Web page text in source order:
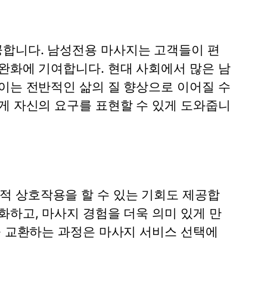
니다. 남성전용 마사지는 고객들이 편
화에 기여합니다. 현대 사회에서 많은 남
는 전반적인 삶의 질 향상으로 이어질 수
자신의 요구를 표현할 수 있게 도와줍니
상호작용을 할 수 있는 기회도 제공합
하고, 마사지 경험을 더욱 의미 있게 만
환하는 과정은 마사지 서비스 선택에